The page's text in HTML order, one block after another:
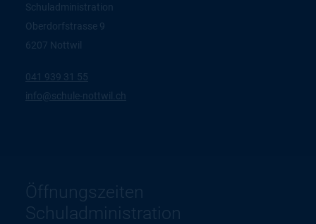
Schuladministration
Oberdorfstrasse 9
6207 Nottwil
041 939 31 55
nf
sch -n ttw ch
Öffnungszeiten
Schuladministration